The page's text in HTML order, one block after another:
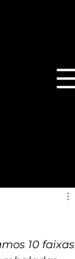
10 faixas